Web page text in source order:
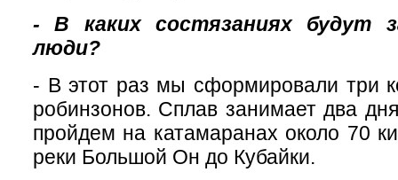
- В каких состязаниях будут
люди?
- В этот раз мы сформировали три
робинзонов. Сплав занимает два
пройдем на катамаранах около 70
реки Большой Он до Кубайки.